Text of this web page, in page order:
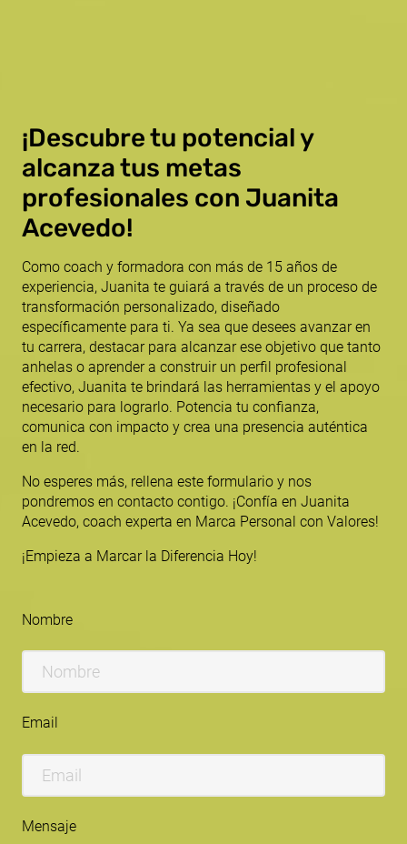
¡Descubre tu potencial y
alcanza tus metas
profesionales con Juanita
Acevedo!
Como coach y formadora con más de 15 años de
experiencia, Juanita te guiará a través de un proceso de
transformación personalizado, diseñado
específicamente para ti. Ya sea que desees avanzar en
tu carrera, destacar para alcanzar ese objetivo que tanto
anhelas o aprender a construir un perfil profesional
efectivo, Juanita te brindará las herramientas y el apoyo
necesario para lograrlo. Potencia tu confianza,
comunica con impacto y crea una presencia auténtica
en la red.
No esperes más, rellena este formulario y nos
pondremos en contacto contigo. ¡Confía en Juanita
Acevedo, coach experta en Marca Personal con Valores!
¡Empieza a Marcar la Diferencia Hoy!
Nombre
Email
Mensaje